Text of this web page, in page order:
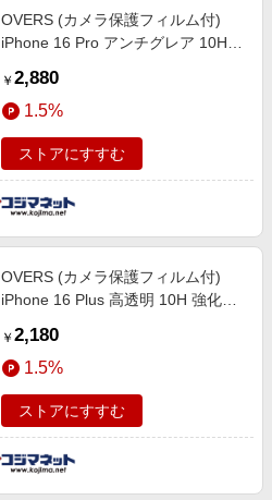
OVERS (カメラ保護フィルム付)
iPhone 16 Pro アンチグレア 10H
規格 ガラスザムライ
GZIP1602AG1
￥ 2,880
1.5%
ストアにすすむ
OVERS (カメラ保護フィルム付)
iPhone 16 Plus 高透明 10H 強化ガ
ラスザムライ GZIP1603KT1
￥ 2,180
1.5%
ストアにすすむ